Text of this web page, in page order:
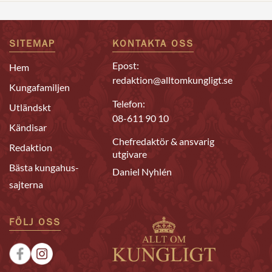
SITEMAP
Hem
Kungafamiljen
Utländskt
Kändisar
Redaktion
Bästa kungahus-
sajterna
KONTAKTA OSS
Epost:
redaktion@alltomkungligt.se
Telefon:
08-611 90 10
Chefredaktör & ansvarig
utgivare
Daniel Nyhlén
FÖLJ OSS